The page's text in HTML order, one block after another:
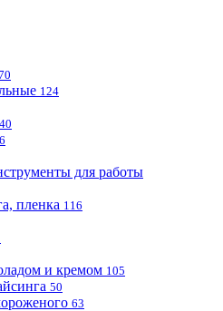
124
40
для работы
пленка 116
и кремом 105
50
63